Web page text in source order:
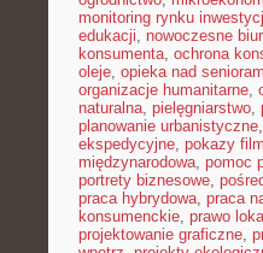
monitoring rynku
edukacji, nowoczesne
konsumenta, ochrona
oleje, opieka nad
organizacje humanitarne,
naturalna, pielęgniarstwo,
planowanie urbanistyczne,
ekspedycyjne, pokazy
międzynarodowa, pomoc
portrety biznesowe,
praca hybrydowa, praca
konsumenckie, prawo
projektowanie graficzne,